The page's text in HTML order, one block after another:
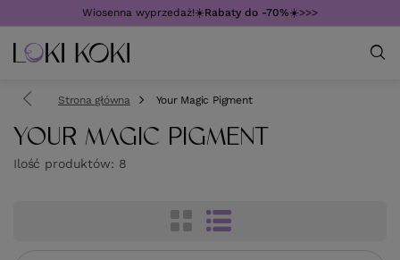
Wiosenna wyprzedaż!☀️Rabaty do -70%☀️>>>
Strona główna Your Magic Pigment
YOUR MAGIC PIGMENT
Ilość produktów: 8